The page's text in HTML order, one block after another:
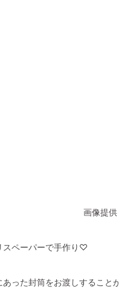
画像提供
スペーパーで手作り♡
った封筒をお渡しすること